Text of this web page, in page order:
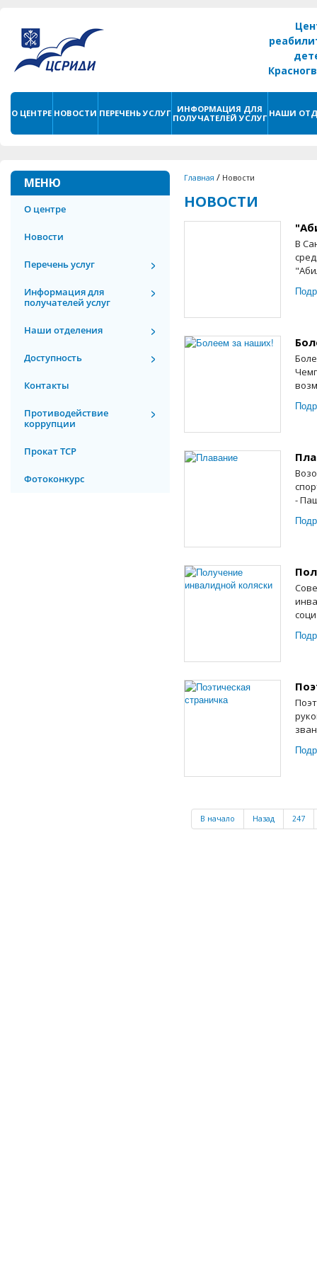
О ЦЕНТРЕ НОВОСТИ ПЕРЕЧЕНЬ УСЛУГ
ИНФОРМАЦИЯ ДЛЯ
ПОЛУЧАТЕЛЕЙ УСЛУГ НАШИ
МЕНЮ
О центре
Новости
Перечень услуг
Информация для
получателей услуг
Наши отделения
Доступность
Контакты
Противодействие
коррупции
Прокат ТСР
Фотоконкурс
Главная / Новости
НОВОСТИ
В
-
В начало Назад 247